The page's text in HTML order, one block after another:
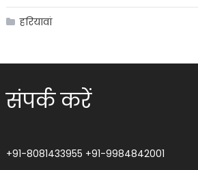
हरियावां
संपर्क करें
+91-8081433955 +91-9984842001